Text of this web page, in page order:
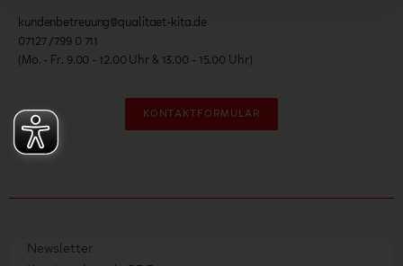
kundenbetreuung@qualitaet-kita.de
07127 /799 0 711
(Mo. - Fr. 9.00 - 12.00 Uhr & 13.00 - 15.00 Uhr)
KONTAKTFORMULAR
Newsletter